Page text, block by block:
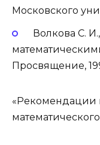
Московского
Волкова С.
Просвящение,
«Рекомендации